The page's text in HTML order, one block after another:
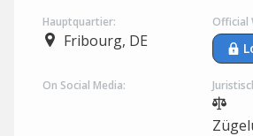
Hauptquartier:
Fribourg, DE
Official
On Social Media: